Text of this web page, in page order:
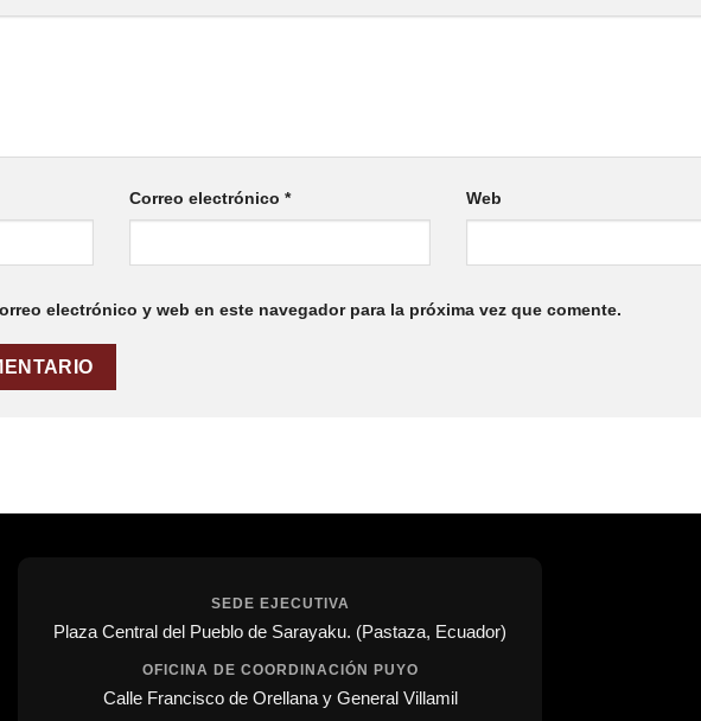
Correo electrónico* Web
electrónico y web en este navegador para la próxima vez que comente.
SEDE EJECUTIVA
Plaza Central del Pueblo de Sarayaku. (Pastaza, Ecuador)
OFICINA DE COORDINACIÓN PUYO
Calle Francisco de Orellana y General Villamil